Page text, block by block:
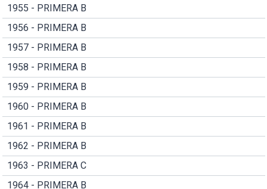
1955 - PRIMERA B
1956 - PRIMERA B
1957 - PRIMERA B
1958 - PRIMERA B
1959 - PRIMERA B
1960 - PRIMERA B
1961 - PRIMERA B
1962 - PRIMERA B
1963 - PRIMERA C
1964 - PRIMERA B